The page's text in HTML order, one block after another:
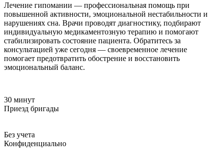
Лечение гипомании — профессиональная помощь при
повышенной активности, эмоциональной нестабильности и
нарушениях сна. Врачи проводят диагностику, подбирают
индивидуальную медикаментозную терапию и помогают
стабилизировать состояние пациента. Обратитесь за
консультацией уже сегодня — своевременное лечение
помогает предотвратить обострение и восстановить
эмоциональный баланс.
30 минут
Приезд бригады
Без учета
Конфиденциально